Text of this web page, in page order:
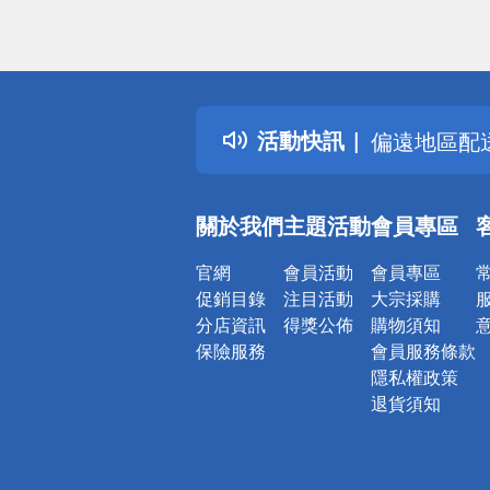
活動快訊
熱門話題
銀行優惠
偏遠地區配
詐騙網頁！
關於我們
官網
促銷目錄
分店資訊
保險服務
主題活動
會員活動
注目活動
得獎公佈
會員專區
會員專區
大宗採購
購物須知
會員服務條款
隱私權政策
退貨須知